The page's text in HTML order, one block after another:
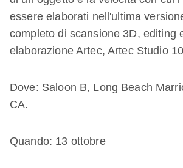
essere elaborati nell'ultima
completo di scansione 3D, editing
elaborazione Artec, Artec Studio
Dove: Saloon B, Long Beach
CA.
Quando: 13 ottobre